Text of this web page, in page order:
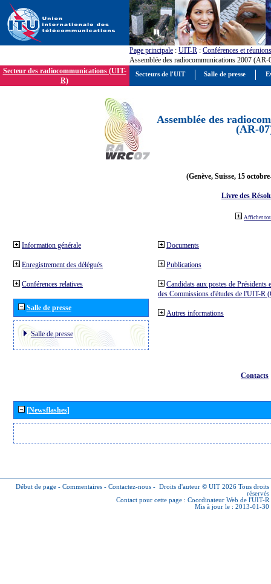
Page principale : UIT-R : Conférences et réunions
Assemblée des radiocommunications 2007 (AR-
Secteur des radiocommunications (UIT-
R)
Assemblée des
(AR-
(Genève, Suisse, 15
Livre des
Afficher
Information générale
Enregistrement des délégués
Conférences relatives
Salle de presse
Salle de presse
Documents
Publications
Candidats aux postes de Présidents
des Commissions d'études de l'UIT-R
Autres informations
Contacts
[Newsflashes]
Début de page - Commentaires - Contactez-nous - Droits d'auteur © UIT 2026 Tous droits
réservés
Contact pour cette page : Coordinateur Web de l'UIT-R
Mis à jour le : 2013-01-30
Secteurs de l'UIT Salle de presse